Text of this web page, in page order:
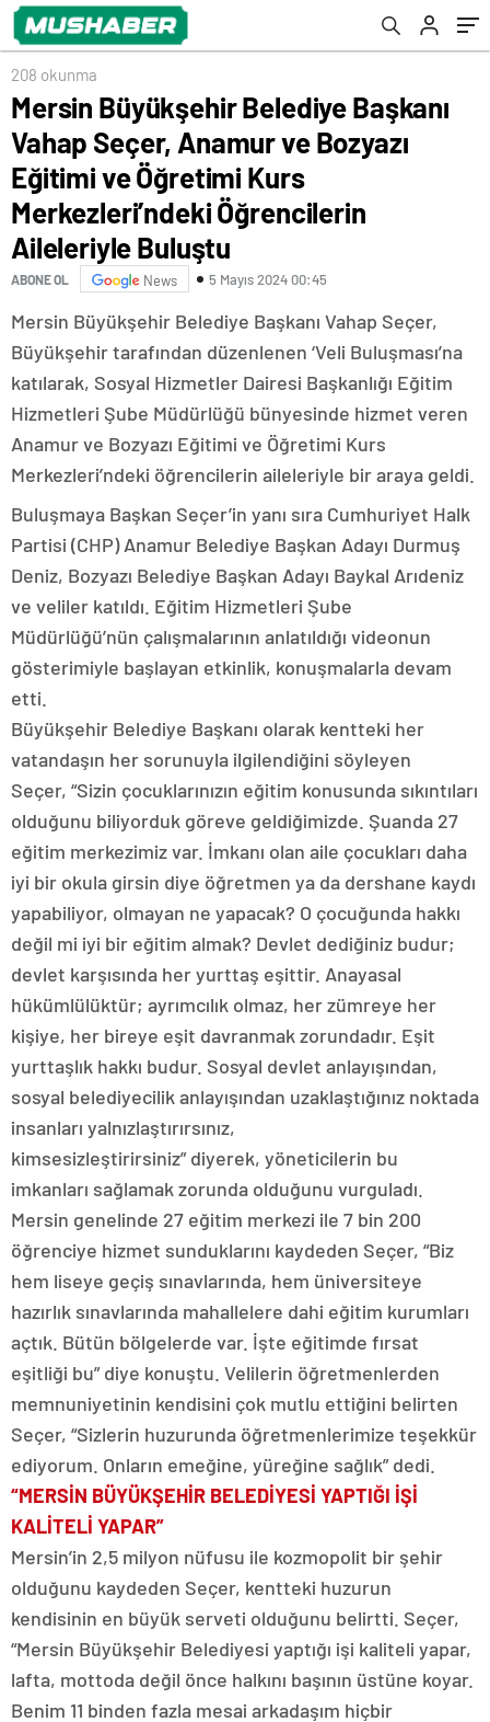
Öğretimi Kurs Merkezleri’ndeki Öğrencilerin
Aileleriyle Buluştu
208 okunma
Mersin Büyükşehir Belediye Başkanı
Vahap Seçer, Anamur ve Bozyazı
Eğitimi ve Öğretimi Kurs
Merkezleri’ndeki Öğrencilerin
Aileleriyle Buluştu
ABONE OL News 5 Mayıs 2024 00:45
Mersin Büyükşehir Belediye Başkanı Vahap Seçer,
Büyükşehir tarafından düzenlenen ‘Veli Buluşması’na
katılarak, Sosyal Hizmetler Dairesi Başkanlığı Eğitim
Hizmetleri Şube Müdürlüğü bünyesinde hizmet veren
Anamur ve Bozyazı Eğitimi ve Öğretimi Kurs
Merkezleri’ndeki öğrencilerin aileleriyle bir araya geldi.
Buluşmaya Başkan Seçer’in yanı sıra Cumhuriyet Halk
Partisi (CHP) Anamur Belediye Başkan Adayı Durmuş
Deniz, Bozyazı Belediye Başkan Adayı Baykal Arıdeniz
ve veliler katıldı. Eğitim Hizmetleri Şube
Müdürlüğü’nün çalışmalarının anlatıldığı videonun
gösterimiyle başlayan etkinlik, konuşmalarla devam
etti.
Büyükşehir Belediye Başkanı olarak kentteki her
vatandaşın her sorunuyla ilgilendiğini söyleyen
Seçer, “Sizin çocuklarınızın eğitim konusunda sıkıntıları
olduğunu biliyorduk göreve geldiğimizde. Şuanda 27
eğitim merkezimiz var. İmkanı olan aile çocukları daha
iyi bir okula girsin diye öğretmen ya da dershane kaydı
yapabiliyor, olmayan ne yapacak? O çocuğunda hakkı
değil mi iyi bir eğitim almak? Devlet dediğiniz budur;
devlet karşısında her yurttaş eşittir. Anayasal
hükümlülüktür; ayrımcılık olmaz, her zümreye her
kişiye, her bireye eşit davranmak zorundadır. Eşit
yurttaşlık hakkı budur. Sosyal devlet anlayışından,
sosyal belediyecilik anlayışından uzaklaştığınız noktada
insanları yalnızlaştırırsınız,
kimsesizleştirirsiniz” diyerek, yöneticilerin bu
imkanları sağlamak zorunda olduğunu vurguladı.
Mersin genelinde 27 eğitim merkezi ile 7 bin 200
öğrenciye hizmet sunduklarını kaydeden Seçer, “Biz
hem liseye geçiş sınavlarında, hem üniversiteye
hazırlık sınavlarında mahallelere dahi eğitim kurumları
açtık. Bütün bölgelerde var. İşte eğitimde fırsat
eşitliği bu” diye konuştu. Velilerin öğretmenlerden
memnuniyetinin kendisini çok mutlu ettiğini belirten
Seçer, “Sizlerin huzurunda öğretmenlerimize teşekkür
ediyorum. Onların emeğine, yüreğine sağlık” dedi.
“MERSİN BÜYÜKŞEHİR BELEDİYESİ YAPTIĞI İŞİ
KALİTELİ YAPAR”
Mersin’in 2,5 milyon nüfusu ile kozmopolit bir şehir
olduğunu kaydeden Seçer, kentteki huzurun
kendisinin en büyük serveti olduğunu belirtti. Seçer,
“Mersin Büyükşehir Belediyesi yaptığı işi kaliteli yapar,
lafta, mottoda değil önce halkını başının üstüne koyar.
Benim 11 binden fazla mesai arkadaşım hiçbir